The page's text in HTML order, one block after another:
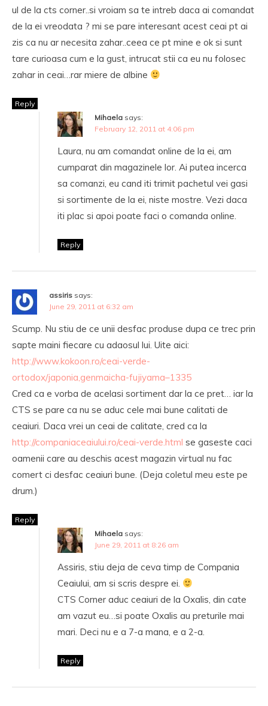
ul de la cts corner..si vroiam sa te intreb daca ai comandat
de la ei vreodata ? mi se pare interesant acest ceai pt ai
zis ca nu ar necesita zahar..ceea ce pt mine e ok si sunt
tare curioasa cum e la gust, intrucat stii ca eu nu folosec
zahar in ceai…rar miere de albine
Reply
Mihaela says:
February 12, 2011 at 4:06 pm
Laura, nu am comandat online de la ei, am
cumparat din magazinele lor. Ai putea incerca
sa comanzi, eu cand iti trimit pachetul vei gasi
si sortimente de la ei, niste mostre. Vezi daca
iti plac si apoi poate faci o comanda online.
Reply
assiris says:
June 29, 2011 at 6:32 am
Scump. Nu stiu de ce unii desfac produse dupa ce trec prin
sapte maini fiecare cu adaosul lui. Uite aici:
http://www.kokoon.ro/ceai-verde-
ortodox/japonia,genmaicha-fujiyama–1335
Cred ca e vorba de acelasi sortiment dar la ce pret… iar la
CTS se pare ca nu se aduc cele mai bune calitati de
ceaiuri. Daca vrei un ceai de calitate, cred ca la
http://companiaceaiului.ro/ceai-verde.html se gaseste caci
oamenii care au deschis acest magazin virtual nu fac
comert ci desfac ceaiuri bune. (Deja coletul meu este pe
drum.)
Reply
Mihaela says:
June 29, 2011 at 8:26 am
Assiris, stiu deja de ceva timp de Compania
Ceaiului, am si scris despre ei.
CTS Corner aduc ceaiuri de la Oxalis, din cate
am vazut eu…si poate Oxalis au preturile mai
mari. Deci nu e a 7-a mana, e a 2-a.
Reply